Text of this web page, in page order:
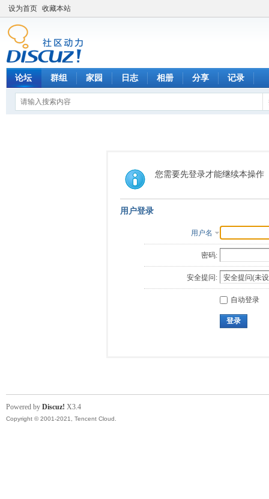
设为首页 收藏本站
论坛 群组 家园 日志 相册 分享 记录
您需要先登录才能继续本操作
用户登录
用户名
密码:
安全提问:
自动登录
登录
Powered by Discuz! X3.4
Copyright © 2001-2021, Tencent Cloud.